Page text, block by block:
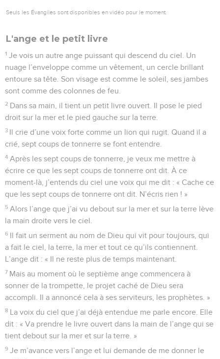
Seuls les Évangiles sont disponibles en vidéo pour le moment.
L'ange et le petit livre
1 Je vois un autre ange puissant qui descend du ciel. Un
nuage l’enveloppe comme un vêtement, un cercle brillant
entoure sa tête. Son visage est comme le soleil, ses jambes
sont comme des colonnes de feu.
2 Dans sa main, il tient un petit livre ouvert. Il pose le pied
droit sur la mer et le pied gauche sur la terre.
3 Il crie d’une voix forte comme un lion qui rugit. Quand il a
crié, sept coups de tonnerre se font entendre.
4 Après les sept coups de tonnerre, je veux me mettre à
écrire ce que les sept coups de tonnerre ont dit. À ce
moment-là, j’entends du ciel une voix qui me dit : « Cache ce
que les sept coups de tonnerre ont dit. N’écris rien ! »
5 Alors l’ange que j’ai vu debout sur la mer et sur la terre lève
la main droite vers le ciel.
6 Il fait un serment au nom de Dieu qui vit pour toujours, qui
a fait le ciel, la terre, la mer et tout ce qu’ils contiennent.
L’ange dit : « Il ne reste plus de temps maintenant.
7 Mais au moment où le septième ange commencera à
sonner de la trompette, le projet caché de Dieu sera
accompli. Il a annoncé cela à ses serviteurs, les prophètes. »
8 La voix du ciel que j’ai déjà entendue me parle encore. Elle
dit : « Va prendre le livre ouvert dans la main de l’ange qui se
tient debout sur la mer et sur la terre. »
9 Je m’avance vers l’ange et lui demande de me donner le